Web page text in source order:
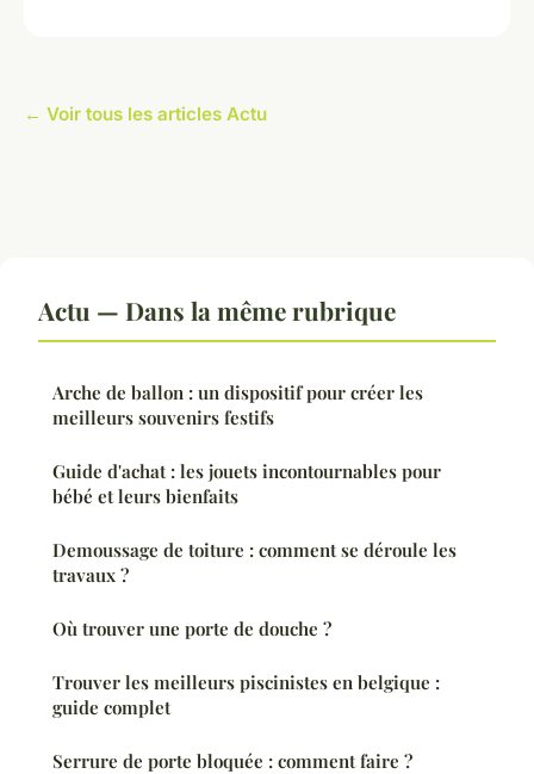
← Voir tous les articles Actu
Actu — Dans la même rubrique
Arche de ballon : un dispositif pour créer les
meilleurs souvenirs festifs
Guide d'achat : les jouets incontournables pour
bébé et leurs bienfaits
Demoussage de toiture : comment se déroule les
travaux ?
Où trouver une porte de douche ?
Trouver les meilleurs piscinistes en belgique :
guide complet
Serrure de porte bloquée : comment faire ?